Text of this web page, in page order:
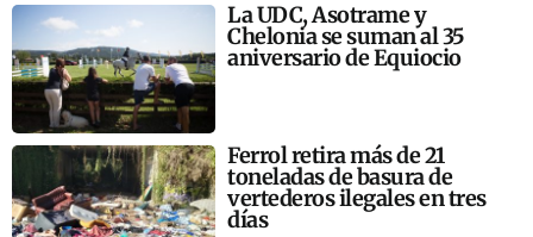
La UDC, Asotrame y
Chelonia se suman al 35
aniversario de Equiocio
Ferrol retira más de 21
toneladas de basura de
vertederos ilegales en tres
días